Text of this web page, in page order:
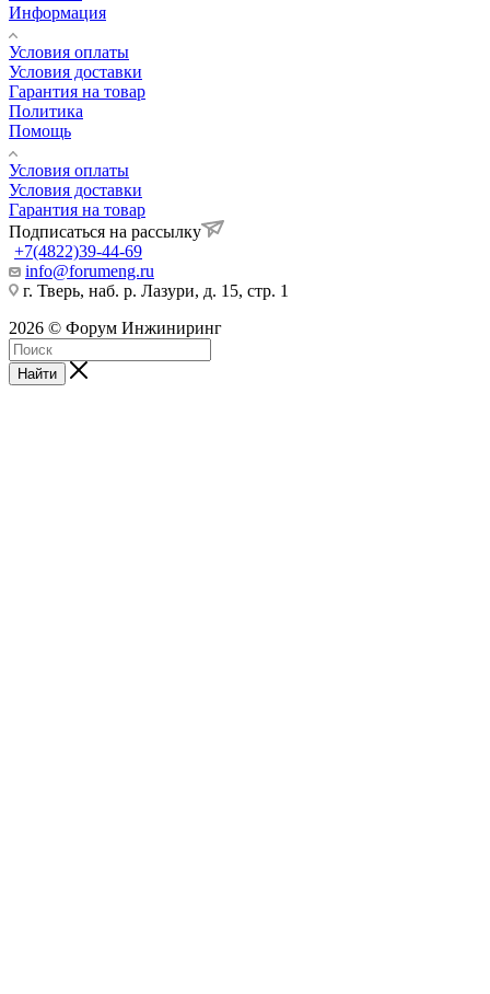
Информация
Условия оплаты
Условия доставки
Гарантия на товар
Политика
Помощь
Условия оплаты
Условия доставки
Гарантия на товар
Подписаться на рассылку
+7(4822)39-44-69
info@forumeng.ru
г. Тверь, наб. р. Лазури, д. 15, стр. 1
2026 © Форум Инжиниринг
Найти